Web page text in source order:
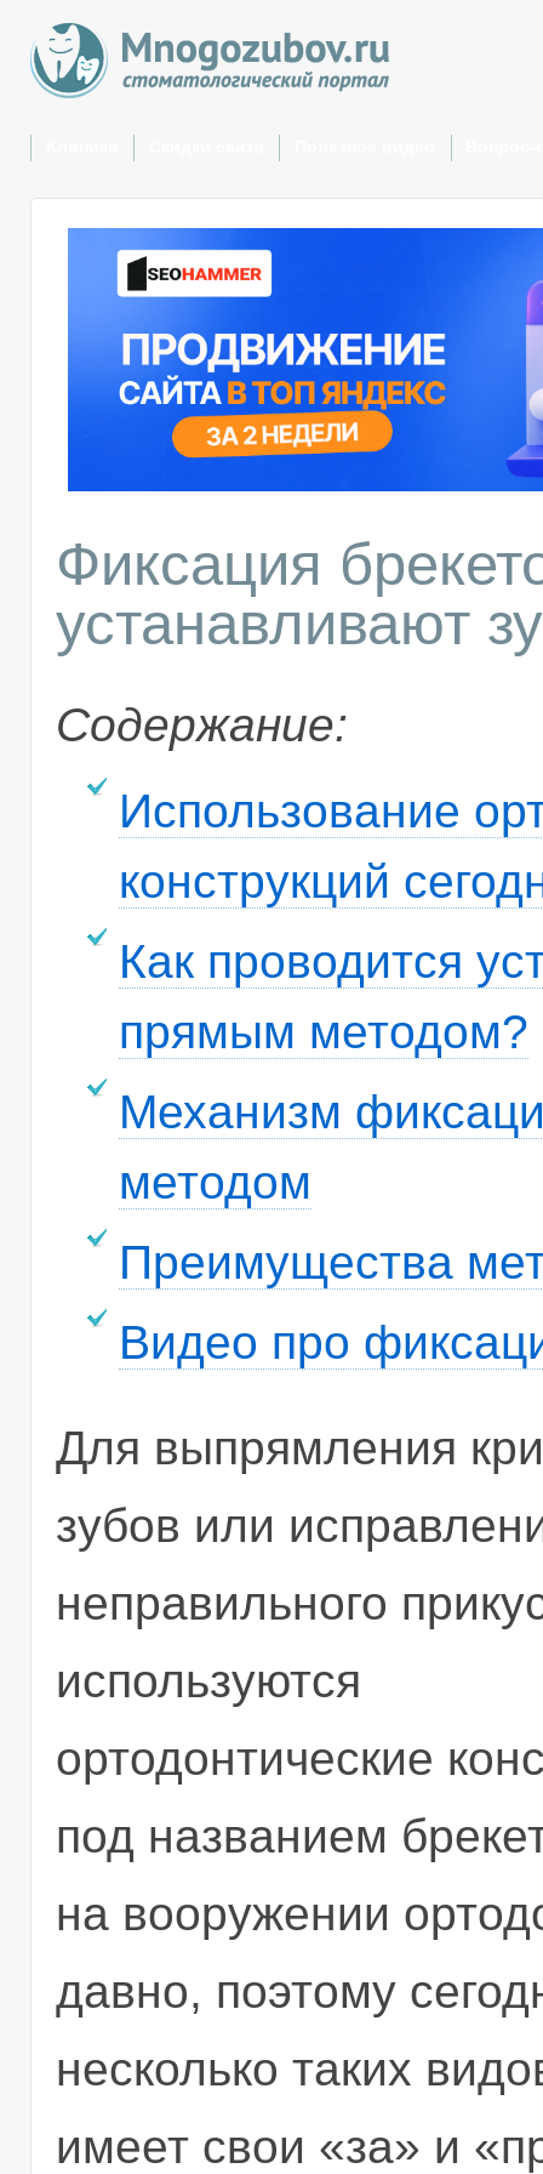
Фиксация
устанавливают
Содержание:
Использование
конструкций
Как проводится
прямым методом?
Механизм
методом
Преимущества
Видео про
Для выпрямления
зубов или
неправильного
используются
ортодонтические
под названием
на вооружении
давно, поэтому
несколько таких
имеет свои «за» и